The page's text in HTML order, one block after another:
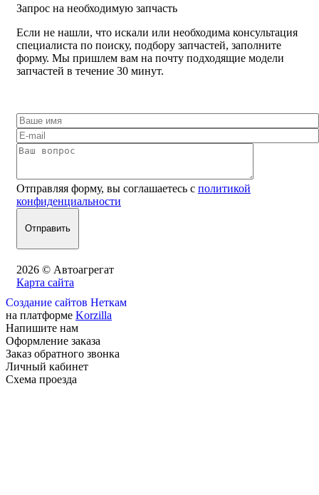
Запрос на необходимую запчасть
Если не нашли, что искали или необходима консультация
специалиста по поиску, подбору запчастей, заполните
форму. Мы пришлем вам на почту подходящие модели
запчастей в течение 30 минут.
Отправляя форму, вы соглашаетесь с политикой
конфиденциальности
2026 © Автоагрегат
Карта сайта
Создание сайтов Неткам
на платформе Korzilla
Напишите нам
Оформление заказа
Заказ обратного звонка
Личный кабинет
Схема проезда